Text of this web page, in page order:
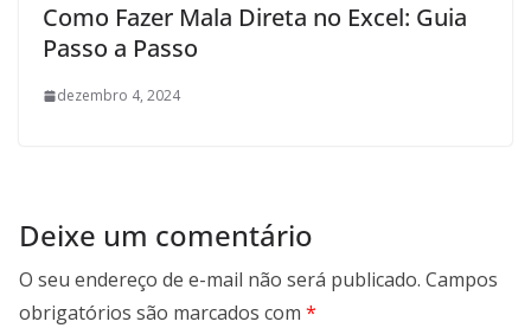
Como Fazer Mala Direta no Excel: Guia
Passo a Passo
dezembro 4, 2024
Deixe um comentário
O seu endereço de e-mail não será publicado. Campos
obrigatórios são marcados com *